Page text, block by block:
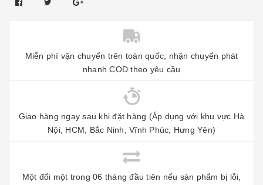
Miễn phí vận chuyển trên toàn quốc, nhận chuyển phát
nhanh COD theo yêu cầu
Giao hàng ngay sau khi đặt hàng (Áp dụng với khu vực Hà
Nội, HCM, Bắc Ninh, Vĩnh Phúc, Hưng Yên)
Một đổi một trong 06 tháng đầu tiên nếu sản phẩm bị lỗi,